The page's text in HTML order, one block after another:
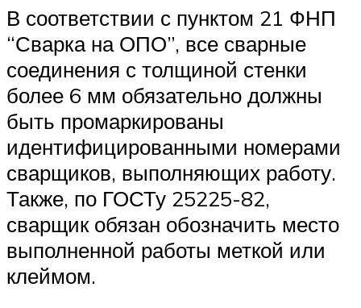
В соответствии с пунктом 21 ФНП
“Сварка на ОПО”, все сварные
соединения с толщиной стенки
более 6 мм обязательно должны
быть промаркированы
идентифицированными номерами
сварщиков, выполняющих работу.
Также, по ГОСТу 25225-82,
сварщик обязан обозначить место
выполненной работы меткой или
клеймом.